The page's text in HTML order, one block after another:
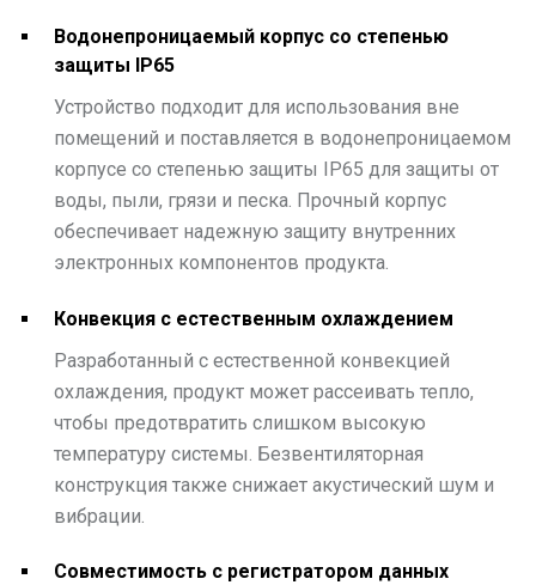
Водонепроницаемый корпус со степенью
защиты IP65
Устройство подходит для использования вне
помещений и поставляется в водонепроницаемом
корпусе со степенью защиты IP65 для защиты от
воды, пыли, грязи и песка. Прочный корпус
обеспечивает надежную защиту внутренних
электронных компонентов продукта.
Конвекция с естественным охлаждением
Разработанный с естественной конвекцией
охлаждения, продукт может рассеивать тепло,
чтобы предотвратить слишком высокую
температуру системы. Безвентиляторная
конструкция также снижает акустический шум и
вибрации.
Совместимость с регистратором данных